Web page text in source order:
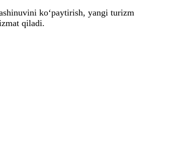
ko‘paytirish, yangi turizm
qiladi.